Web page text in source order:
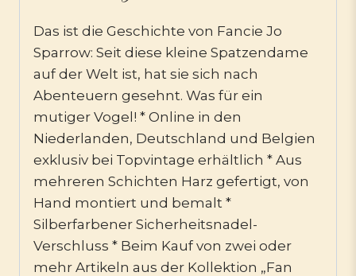
Das ist die Geschichte von Fancie Jo
Sparrow: Seit diese kleine Spatzendame
auf der Welt ist, hat sie sich nach
Abenteuern gesehnt. Was für ein
mutiger Vogel! * Online in den
Niederlanden, Deutschland und Belgien
exklusiv bei Topvintage erhältlich * Aus
mehreren Schichten Harz gefertigt, von
Hand montiert und bemalt *
Silberfarbener Sicherheitsnadel-
Verschluss * Beim Kauf von zwei oder
mehr Artikeln aus der Kollektion „Fan